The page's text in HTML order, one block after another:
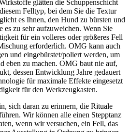
glätten die Schuppenschicht
Felltyp, bei dem Sie die Textur
es Ihnen, den Hund zu bürsten und
es zu sehr aufzuweichen. Wenn Sie
für ein volleres oder größeres Fell
erforderlich. OMG kann auch
und eingebürstet/poliert werden, um
eben zu machen. OMG baut nie auf,
dessen Entwicklung Jahre gedauert
für maximale Effekte eingesetzt
für den Werkzeugkasten.
sich daran zu erinnern, die Rituale
Wir können alle einen Stepptanz
wenn wir versuchen, ein Fell, das